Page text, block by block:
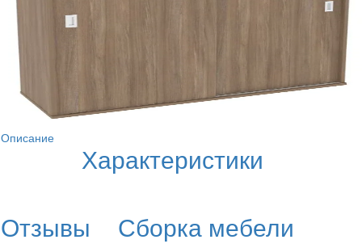
Описание
Характеристики
Отзывы
Сборка мебели